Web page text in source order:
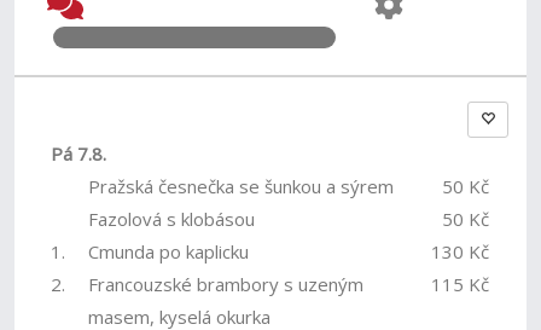
Pá 7.8.
Pražská česnečka se šunkou a sýrem
50 Kč
Fazolová s klobásou
50 Kč
1.
Cmunda po kaplicku
130 Kč
2.
Francouzské brambory s uzeným
masem, kyselá okurka
115 Kč